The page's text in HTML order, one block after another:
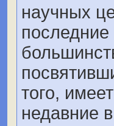
научных
того,
недавние